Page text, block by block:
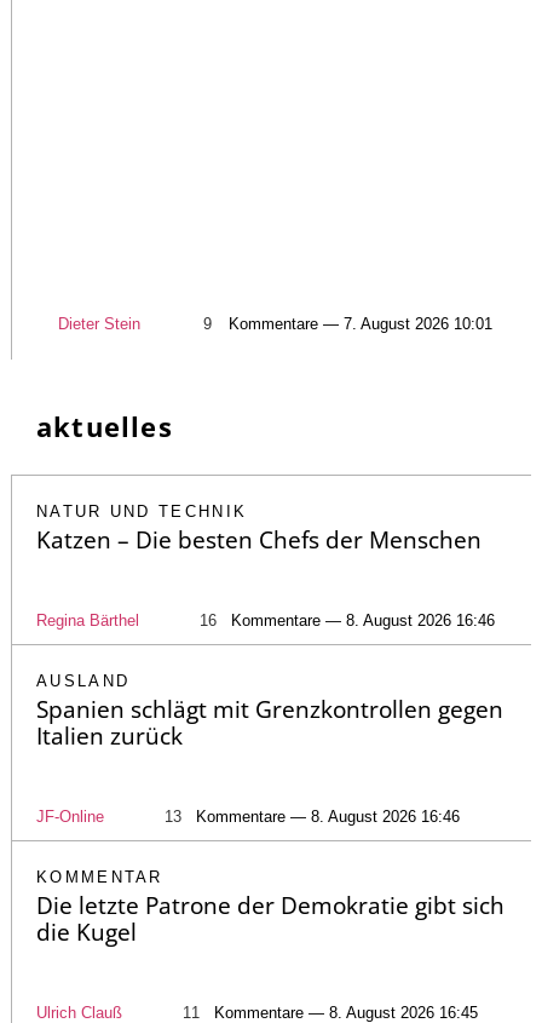
Dieter Stein 9 Kommentare — 7. August 2026 10:01
aktuelles
NATUR UND TECHNIK
Katzen – Die besten Chefs der Menschen
Regina Bärthel 16 Kommentare — 8. August 2026 16:46
AUSLAND
Spanien schlägt mit Grenzkontrollen gegen
Italien zurück
JF-Online 13 Kommentare — 8. August 2026 16:46
KOMMENTAR
Die letzte Patrone der Demokratie gibt sich
die Kugel
Ulrich Clauß 11 Kommentare — 8. August 2026 16:45